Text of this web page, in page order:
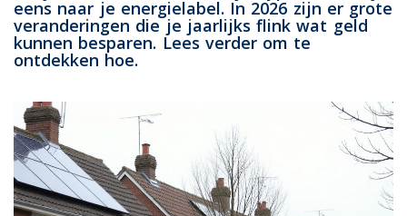
eens naar je energielabel. In 2026 zijn er grote
veranderingen die je jaarlijks flink wat geld
kunnen besparen. Lees verder om te
ontdekken hoe.